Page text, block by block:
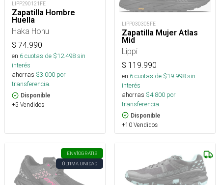
LIPP290121FE
Zapatilla Hombre
Huella
Haka Honu
$ 74.990
en 6cuotas de $12.498sin
interés
ahorras $3.000 por
transferencia.
Disponible
+5 Vendidos
LIPP030305FE
Zapatilla Mujer Atlas
Mid
Lippi
$ 119.990
en 6cuotas de $19.998sin
interés
ahorras $4.800 por
transferencia.
Disponible
+10 Vendidos
ENVÍOGRATIS
ÚLTIMA UNIDAD